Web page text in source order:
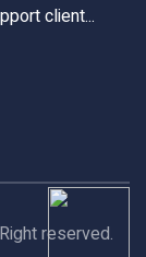
client...
reserved.